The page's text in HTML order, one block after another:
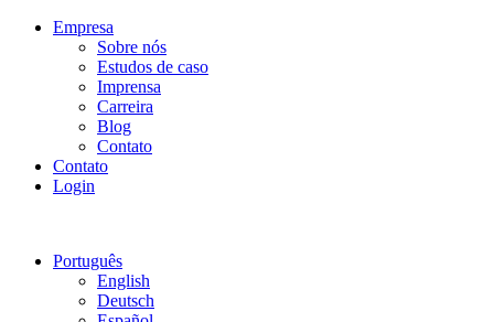
Empresa
Sobre nós
Estudos de caso
Imprensa
Carreira
Blog
Contato
Contato
Login
Português
English
Deutsch